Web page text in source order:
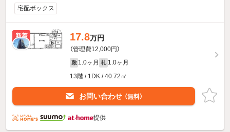
宅配ボックス
新着 17.8万円
（管理費12,000円）
敷 1.0ヶ月 礼 1.0ヶ月
13階 / 1DK / 40.72㎡
お問い合わせ （無料）
提供